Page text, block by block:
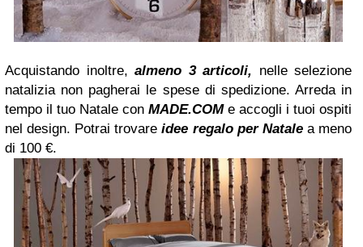
Acquistando inoltre, almeno 3 articoli, nelle selezione
natalizia non pagherai le spese di spedizione. Arreda in
tempo il tuo Natale con MADE.COMe accogli i tuoi ospiti
nel design. Potrai trovareidee regaloper Natalea meno
di 100 €.